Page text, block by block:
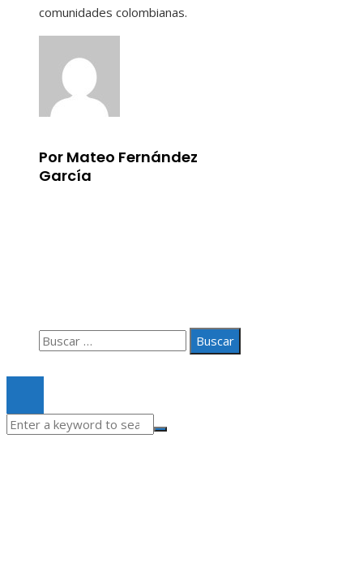
comunidades colombianas.
Por Mateo Fernández
García
Buscar: